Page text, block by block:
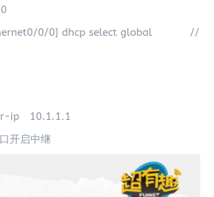
0/0] dhcp select global //
ip 10.1.1.1
开启中继